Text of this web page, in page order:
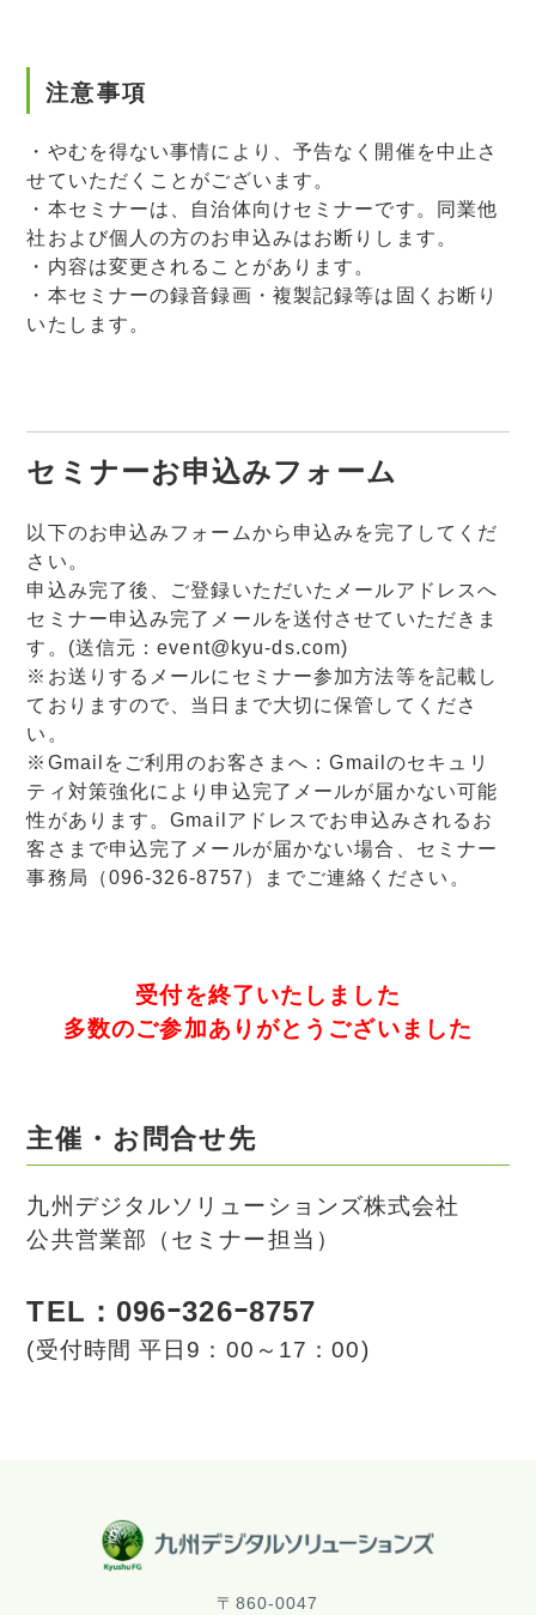
注意事項
・やむを得ない事情により、予告なく開催を中止さ
せていただくことがございます。
・本セミナーは、自治体向けセミナーです。同業他
社および個人の方のお申込みはお断りします。
・内容は変更されることがあります。
・本セミナーの録音録画・複製記録等は固くお断り
いたします。
セミナーお申込みフォーム
以下のお申込みフォームから申込みを完了してくだ
さい。
申込み完了後、ご登録いただいたメールアドレスへ
セミナー申込み完了メールを送付させていただきま
す。 (送信元：event@kyu-ds.com)
※お送りするメールにセミナー参加方法等を記載し
ておりますので、当日まで大切に保管してくださ
い。
※Gmailをご利用のお客さまへ：Gmailのセキュリ
ティ対策強化により申込完了メールが届かない可能
性があります。Gmailアドレスでお申込みされるお
客さまで申込完了メールが届かない場合、セミナー
事務局（096-326-8757）までご連絡ください。
受付を終了いたしました
多数のご参加ありがとうございました
主催・お問合せ先
九州デジタルソリューションズ株式会社
公共営業部（セミナー担当）
TEL： 096ｰ326ｰ8757
(受付時間 平日9：00～17：00)
〒860-0047